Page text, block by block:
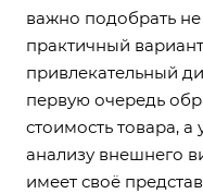
важно подобрать
практичный
привлекательный
первую очередь
стоимость товара,
анализу внешнего
имеет своё